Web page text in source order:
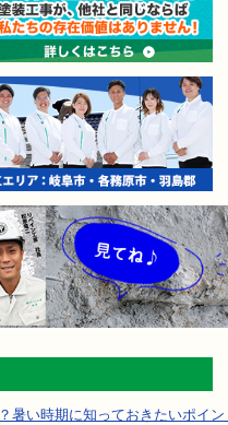
暑い時期に知っておきたいポイン